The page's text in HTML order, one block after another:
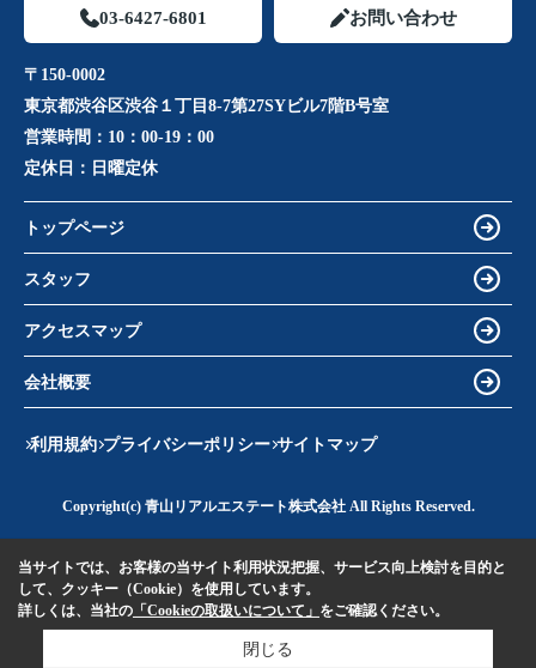
03-6427-6801 お問い合わせ
〒150-0002
東京都渋谷区渋谷１丁目8-7第27SYビル7階B号室
営業時間： 10：00-19：00
定休日： 日曜定休
トップページ
スタッフ
アクセスマップ
会社概要
利用規約 プライバシーポリシー サイトマップ
Copyright(c) 青山リアルエステート株式会社 All Rights Reserved.
当サイトでは、お客様の当サイト利用状況把握、サービス向上検討を目的と
して、クッキー（Cookie）を使用しています。
詳しくは、当社の 「Cookieの取扱いについて」 をご確認ください。
閉じる